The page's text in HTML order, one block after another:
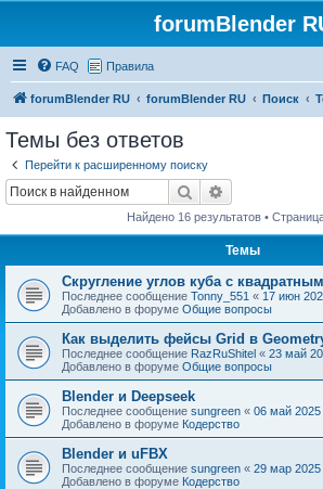
forumBlender
FAQ Правила
forumBlender RU forumBlender RU Поиск
Темы без ответов
Перейти к расширенному поиску
Поиск
Найдено 16 результатов •
Темы
Скругление углов куба с
Последнее сообщение Tonny_551 « 17 июн
Добавлено в форуме Общие вопросы
Как выделить фейсы Grid в
Последнее сообщение RazRuShitel « 23 май
Добавлено в форуме Общие вопросы
Blender и Deepseek
Последнее сообщение sungreen « 06 май 2025
Добавлено в форуме Кодерство
Blender и uFBX
Последнее сообщение sungreen « 29 мар 2025
Добавлено в форуме Кодерство